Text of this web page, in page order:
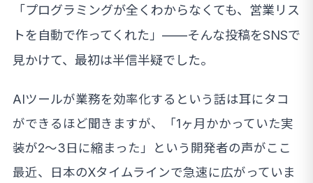
「プログラミングが全くわからなくても、営業リス
トを自動で作ってくれた」——そんな投稿をSNSで
見かけて、最初は半信半疑でした。
AIツールが業務を効率化するという話は耳にタコ
ができるほど聞きますが、「1ヶ月かかっていた実
装が2〜3日に縮まった」という開発者の声がここ
最近、日本のXタイムラインで急速に広がっていま